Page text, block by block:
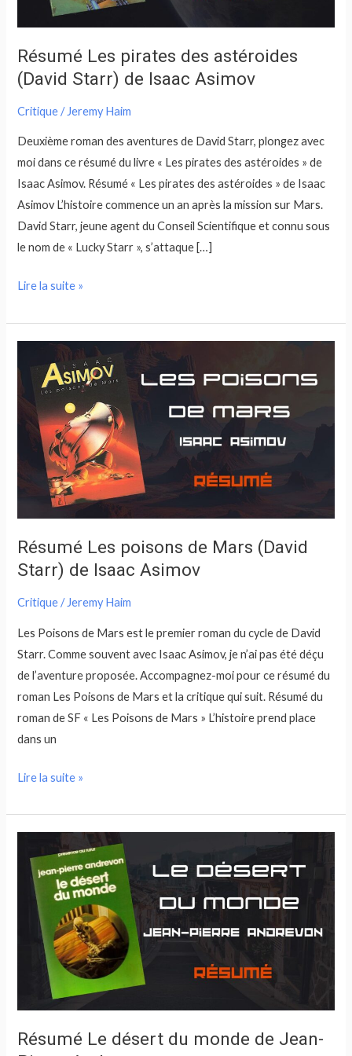
Résumé Les pirates des astéroides
(David Starr) de Isaac Asimov
Critique/ Jeremy Haim
Deuxième roman des aventures de David Starr, plongez avec
moi dans ce résumé du livre « Les pirates des astéroides » de
Isaac Asimov. Résumé « Les pirates des astéroides » de Isaac
Asimov L’histoire commence un an après la mission sur Mars.
David Starr, jeune agent du Conseil Scientifique et connu sous
le nom de « Lucky Starr », s’attaque […]
Isaac
Asimov
Lire la suite »
Résumé Les poisons de Mars (David
Starr) de Isaac Asimov
Critique/ Jeremy Haim
Les Poisons de Mars est le premier roman du cycle de David
Starr. Comme souvent avec Isaac Asimov, je n’ai pas été déçu
de l’aventure proposée. Accompagnez-moi pour ce résumé du
roman Les Poisons de Mars et la critique qui suit. Résumé du
roman de SF « Les Poisons de Mars » L’histoire prend place
dans un
Les
poisons
Mars
(David
Starr)
Isaac
Asimov
Lire la suite »
Résumé Le désert du monde de Jean-
désert
monde
Andrevon